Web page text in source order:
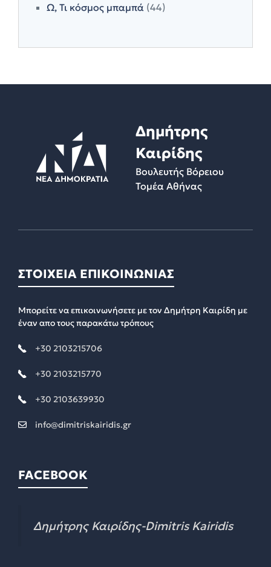
Ω, Τι κόσμος μπαμπά (44)
Δημήτρης
Καιρίδης
Βουλευτής Βόρειου
Τομέα Αθήνας
ΣΤΟΙΧΕΙΑ ΕΠΙΚΟΙΝΩΝΙΑΣ
Μπορείτε να επικοινωνήσετε με τον Δημήτρη Καιρίδη με
έναν απο τους παρακάτω τρόπους
+30 2103215706
+30 2103215770
+30 2103639930
info@dimitriskairidis.gr
FACEBOOK
Δημήτρης Καιρίδης-Dimitris Kairidis